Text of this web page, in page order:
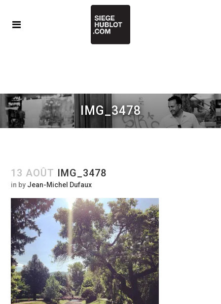
IMG_3478
13 AOÛT IMG_3478
in by Jean-Michel Dufaux